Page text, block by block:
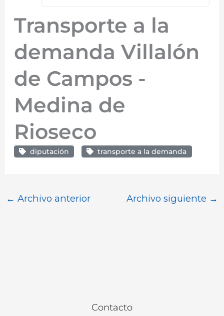
Transporte a la
demanda Villalón
de Campos -
Medina de
Rioseco
diputación transporte a la demanda
← Archivo anterior Archivo siguiente →
Contacto